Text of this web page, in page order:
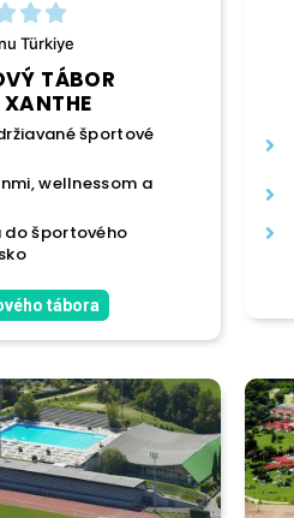
Türkiye
TÁBOR
športové
wellnessom a
do športového
tábora